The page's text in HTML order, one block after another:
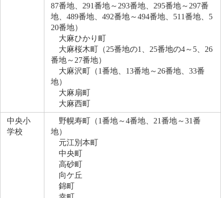
87番地、291番地～293番地、295番地～297番
地、489番地、492番地～494番地、511番地、5
20番地）
大麻ひかり町
大麻桜木町（25番地の1、25番地の4～5、26
番地～27番地）
大麻沢町（1番地、13番地～26番地、33番
地）
大麻扇町
大麻西町
中央小
学校
野幌寿町（1番地～4番地、21番地～31番
地）
元江別本町
中央町
高砂町
向ケ丘
錦町